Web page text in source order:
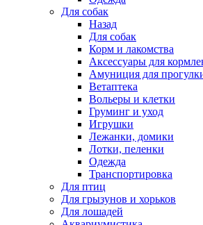
Для собак
Назад
Для собак
Корм и лакомства
Аксессуары для
Амуниция для
Ветаптека
Вольеры и клетки
Груминг и уход
Игрушки
Лежанки, домики
Лотки, пеленки
Одежда
Транспортировка
Для птиц
Для грызунов и хорьков
Для лошадей